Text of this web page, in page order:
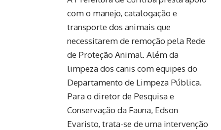
com o manejo, catalogação e
transporte dos animais que
necessitarem de remoção pela Rede
de Proteção Animal. Além da
limpeza dos canis com equipes do
Departamento de Limpeza Pública.
Para o diretor de Pesquisa e
Conservação da Fauna, Edson
Evaristo, trata-se de uma intervenção